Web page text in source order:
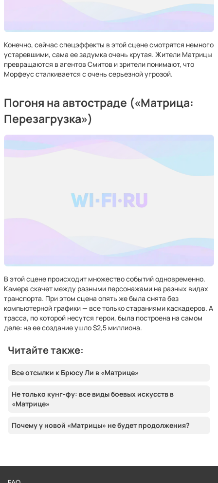
Конечно, сейчас спецэффекты в этой сцене смотрятся немного
устаревшими, сама ее задумка очень крутая. Жители Матрицы
превращаются в агентов Смитов и зрители понимают, что
Морфеус сталкивается с очень серьезной угрозой.
Погоня на автостраде («Матрица:
Перезагрузка»)
В этой сцене происходит множество событий одновременно.
Камера скачет между разными персонажами на разных видах
транспорта. При этом сцена опять же была снята без
компьютерной графики — все только стараниями каскадеров. А
трасса, по которой несутся герои, была построена на самом
деле: на ее создание ушло $2,5 миллиона.
Читайте также:
Все отсылки к Брюсу Ли в «Матрице»
Не только кунг-фу: все виды боевых искусств в
«Матрице»
Почему у новой «Матрицы» не будет продолжения?